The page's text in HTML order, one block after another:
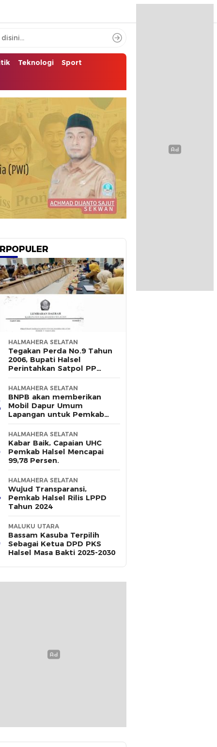
Teknologi Sport
HALMAHERA SELATAN
Tegakan Perda No.9 Tahun
2006, Bupati Halsel
Perintahkan Satpol PP
Terus Gelar Razia
HALMAHERA SELATAN
BNPB akan memberikan
Mobil Dapur Umum
Lapangan untuk Pemkab
Halsel
HALMAHERA SELATAN
Kabar Baik, Capaian UHC
Pemkab Halsel Mencapai
99,78 Persen.
HALMAHERA SELATAN
Wujud Transparansi,
Pemkab Halsel Rilis LPPD
Tahun 2024
MALUKU UTARA
Bassam Kasuba Terpilih
Sebagai Ketua DPD PKS
Halsel Masa Bakti 2025-2030